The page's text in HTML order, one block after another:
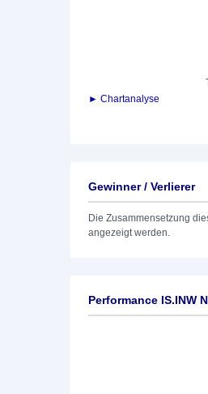
► Chartanalyse
Gewinner / Verlierer
Die Zusammensetzung
angezeigt werden.
Performance IS.INW